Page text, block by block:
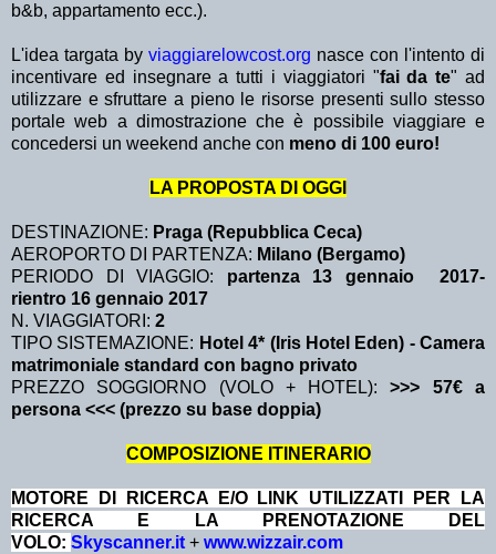
b&b, appartamento ecc.).
L'idea targata by viaggiarelowcost.org nasce con l'intento di
incentivare ed insegnare a tutti i viaggiatori "fai da te" ad
utilizzare e sfruttare a pieno le risorse presenti sullo stesso
portale web a dimostrazione che è possibile viaggiare e
concedersi un weekend anche con meno di 100 euro!
LA PROPOSTA DI OGGI
DESTINAZIONE: Praga (Repubblica Ceca)
AEROPORTO DI PARTENZA: Milano (Bergamo)
PERIODO DI VIAGGIO: partenza 13 gennaio 2017-
rientro 16 gennaio 2017
N. VIAGGIATORI: 2
TIPO SISTEMAZIONE: Hotel 4* (Iris Hotel Eden) - Camera
matrimoniale standard con bagno privato
PREZZO SOGGIORNO (VOLO + HOTEL):>>> 57€ a
persona <<< (prezzo su base doppia)
COMPOSIZIONE ITINERARIO
MOTORE DI RICERCA E/O LINK UTILIZZATI PER LA
RICERCA E LA PRENOTAZIONE DEL
VOLO: Skyscanner.it + www.wizzair.com